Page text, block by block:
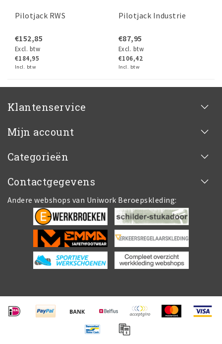
Pilotjack RWS
€152,85
Excl. btw
€184,95
Incl. btw
Pilotjack Industrie
€87,95
Excl. btw
€106,42
Incl. btw
Klantenservice
Mijn account
Categorieën
Contactgegevens
Andere webshops van Uniwork Beroepskleding: